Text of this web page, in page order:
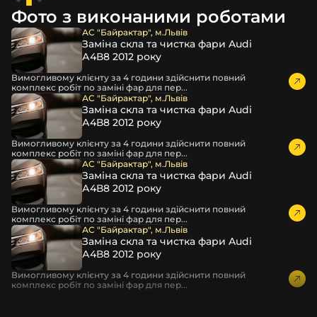
захисної стрейч-плівки, потім у додаткову плівку з
повітрям – і все це повноцінно захищає скло фари під
час перевезення та цілком прибирає вірогідність
пошкодження товару внаслідок механічних впливів під
час транспортування поштою.
Детальніше про доставку…
Комплектація товару виробника та зовнішній вигляд
товару можуть відрізнятися від фотографій,
представлених на сайті.
Якщо ви шукаєте такі послуги, як заміна скла фари,
розпакування та перепакування фар, відновлення та
ремонт фар, заміна лінз Xenon LED BI-LED, ремонт скла,
корпусу та кріплення фари, налаштування світла,
коригування, діагностика та полірування фари, наші
партнерські сервіси готові надати допомогу по всій
Україні.
Ми опанували мистецтво автосвітла, і це підтвердять
тисячі задоволених клієнтів. Розмаїття вибору, постійна
наявність на складі, свіжі поступлення, доступна ціна,
Фото з виконаними роботами
АС "Байрактар", м.Львів
Заміна скла та чистка фари Audi
А4В8 2012 року
Вимогливому клієнту за 4 години здійснити повний
комплекс робіт по заміні фар для пер...
АС "Байрактар", м.Львів
Заміна скла та чистка фари Audi
А4В8 2012 року
Вимогливому клієнту за 4 години здійснити повний
комплекс робіт по заміні фар для пер...
АС "Байрактар", м.Львів
Заміна скла та чистка фари Audi
А4В8 2012 року
Вимогливому клієнту за 4 години здійснити повний
комплекс робіт по заміні фар для пер...
АС "Байрактар", м.Львів
Заміна скла та чистка фари Audi
А4В8 2012 року
Вимогливому клієнту за 4 години здійснити повний
комплекс робіт по заміні фар для пер...